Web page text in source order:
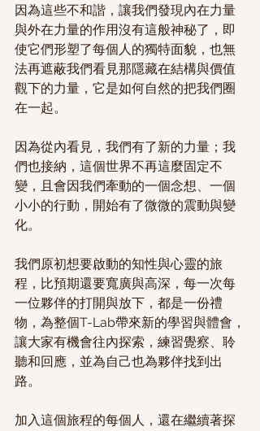
因為這些不和諧，讓我們發現內在力量
與外在力量的作用沒有這般神秘了，即
使它們形塑了每個人的獨特面貌，也無
法再遮蔽我們看見那隱藏在結構與價值
觀下的力量，它是如何自然的把我們圈
在一起。
因為從內看見，我們有了新的力量；我
們也接納，這個世界不再這麼固定不
變，且會因我們牽動的一個念想、一個
小小的行動，開始有了微微的震動與變
化。
我們原初想要啟動的知性與心靈的旅
程，比預期還要寬廣與高深，每一次每
一位夥伴的打開與放下，都是一份禮
物，為整個T-Lab帶來新的學習與體會，
讓大家有機會往內探索，練習覺察、聆
聽和回應，並為自己也為夥伴找到出
路。
加入這個旅程的每個人，還在繼續著探